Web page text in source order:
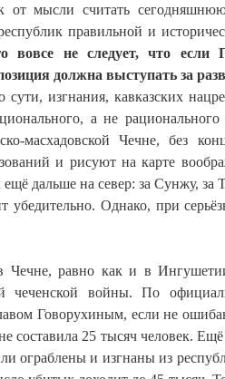
от мысли считать
правильной и
вовсе не следует, что если
должна выступать за
изгнания, кавказских
а не
масхадовской Чечне, без
и рисуют на карте
дальше на север: за Сунжу, за
убедительно. Однако, при
Чечне, равно как и в
чеченской войны. По
Говорухиным, если не
составила 25 тысяч человек.
ограблены и изгнаны из